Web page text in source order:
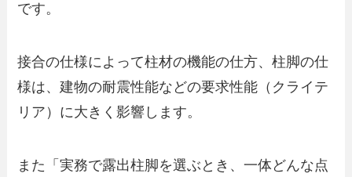
です。
接合の仕様によって柱材の機能の仕方、柱脚の仕
様は、建物の耐震性能などの要求性能（クライテ
リア）に大きく影響します。
また「実務で露出柱脚を選ぶとき、一体どんな点